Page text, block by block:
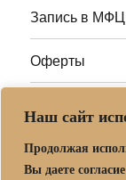
Наш сайт
Продолжая
Вы даете
Запись в МФЦ
Оферты
Адреса МФЦ